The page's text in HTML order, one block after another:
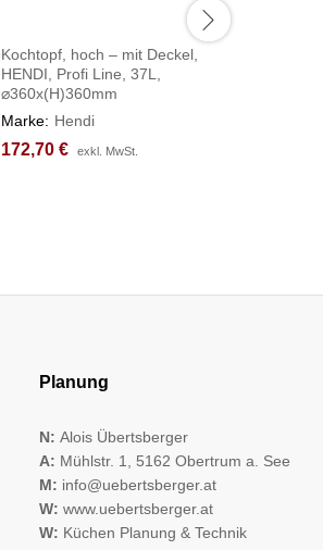
Kochtopf, hoch – mit Deckel,
HENDI, Profi Line, 37L,
⌀360x(H)360mm
Marke: Hendi
172,70 € exkl. MwSt.
172,70 € exkl. MwSt.
Planung
N: Alois Übertsberger
A: Mühlstr. 1, 5162 Obertrum a. See
M: info@uebertsberger.at
W: www.uebertsberger.at
W: Küchen Planung & Technik